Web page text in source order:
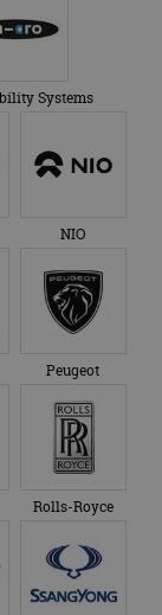
Systems
NIO
Peugeot
Rolls-Royce